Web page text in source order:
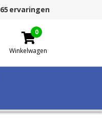
65 ervaringen
0
Winkelwagen